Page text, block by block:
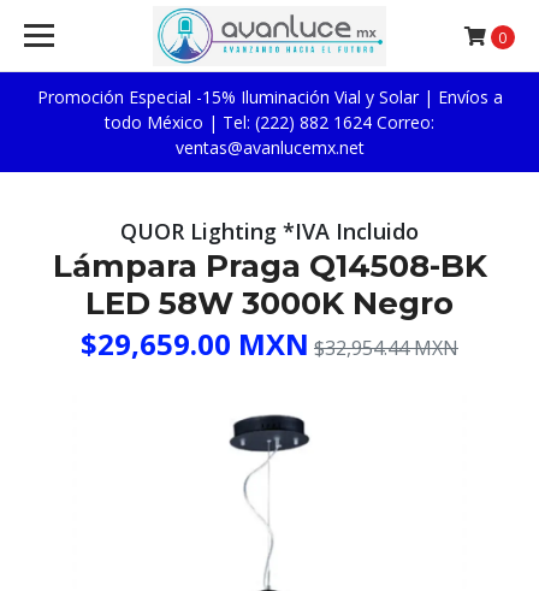
Promoción Especial -15% Iluminación Vial y Solar | Envíos a
todo México | Tel: (222) 882 1624 Correo:
ventas@avanlucemx.net
0
QUOR Lighting *IVA Incluido
Lámpara Praga Q14508-BK
LED 58W 3000K Negro
$29,659.00 MXN $32,954.44 MXN